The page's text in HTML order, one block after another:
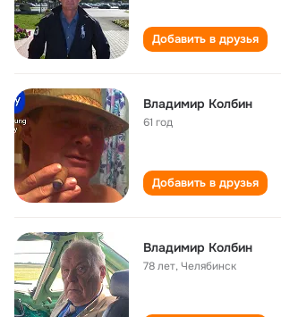
Добавить в друзья
Владимир Колбин
61 год
Добавить в друзья
Владимир Колбин
78 лет,Челябинск